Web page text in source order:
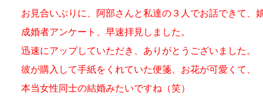
お見合いぶりに、阿部さんと私達の３人でお話できて、
成婚者アンケート、早速拝見しました。
迅速にアップしていただき、ありがとうございました。
彼が購入して手紙をくれていた便箋、お花が可愛くて、
本当女性同士の結婚みたいですね（笑）